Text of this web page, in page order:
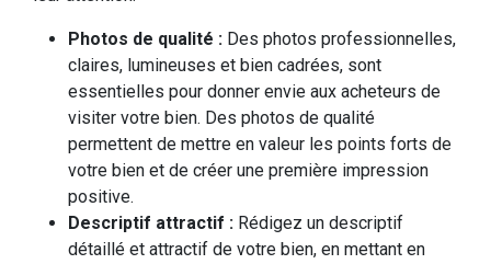
Photos de qualité : Des photos professionnelles,
claires, lumineuses et bien cadrées, sont
essentielles pour donner envie aux acheteurs de
visiter votre bien. Des photos de qualité
permettent de mettre en valeur les points forts de
votre bien et de créer une première impression
positive.
Descriptif attractif : Rédigez un descriptif
détaillé et attractif de votre bien, en mettant en